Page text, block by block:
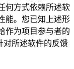
何方式依赖所述软
能。您已知上述形
作为项目参与者的
对所述软件的反馈